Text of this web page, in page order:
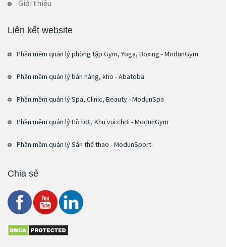
Giới thiệu
Liên kết website
Phần mềm quản lý phòng tập Gym, Yoga, Boxing - ModunGym
Phần mềm quản lý bán hàng, kho - Abatoba
Phần mềm quản lý Spa, Clinic, Beauty - ModunSpa
Phần mềm quản lý Hồ bơi, Khu vui chơi - ModunGym
Phần mềm quản lý Sân thể thao - ModunSport
Chia sẻ